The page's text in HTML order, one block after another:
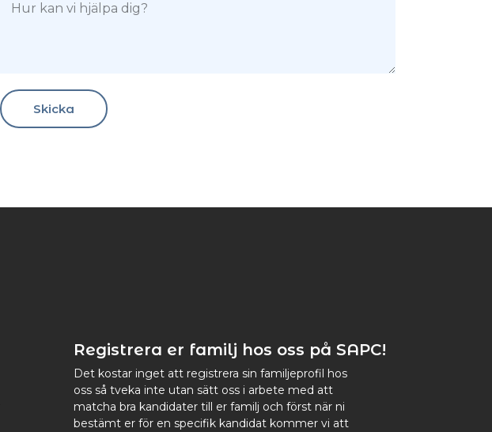
Skicka
Registrera er familj hos oss på SAPC!
Det kostar inget att registrera sin familjeprofil hos
oss så tveka inte utan sätt oss i arbete med att
matcha bra kandidater till er familj och först när ni
bestämt er för en specifik kandidat kommer vi att